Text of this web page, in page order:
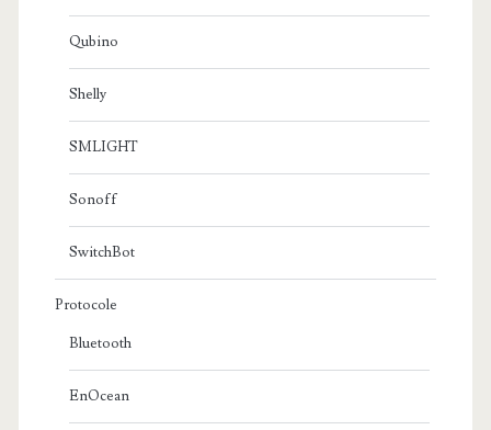
Qubino
Shelly
SMLIGHT
Sonoff
SwitchBot
Protocole
Bluetooth
EnOcean